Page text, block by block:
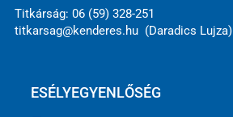
Titkárság: 06 (59) 328-251
titkarsag@kenderes.hu (Daradics Lujza)
ESÉLYEGYENLŐSÉG